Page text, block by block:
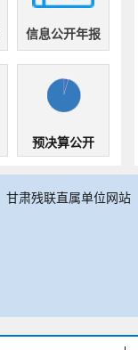
信息公开年报
预决算公开
甘肃残联直属单位网站